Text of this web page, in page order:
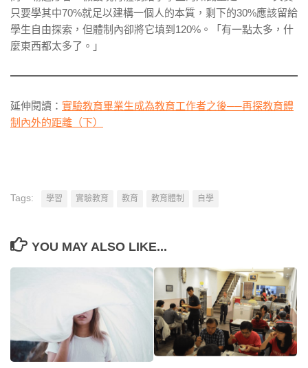
只要學其中70%就足以建構一個人的本質，剩下的30%應該留給
學生自由探索，但體制內卻將它填到120%。「有一點太多，什
麼東西都太多了。」
延伸閱讀： 實驗教育畢業生成為教育工作者之後──再探教育體
制內外的距離（下）
Tags: 學習 實驗教育 教育 教育體制 自學
YOU MAY ALSO LIKE...